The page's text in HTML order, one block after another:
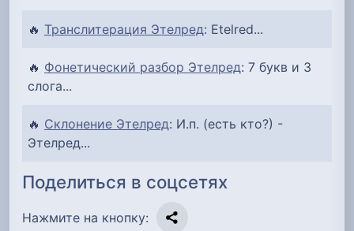
🔥 Транслитерация Этелред: Etelred...
🔥 Фонетический разбор Этелред: 7 букв и 3
слога...
🔥 Склонение Этелред: И.п. (есть кто?) -
Этелред...
Поделиться в соцсетях
Нажмите на кнопку: